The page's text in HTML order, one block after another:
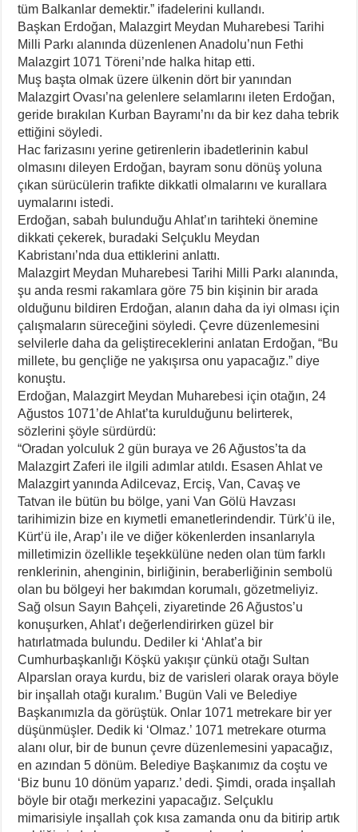
tüm Balkanlar demektir.” ifadelerini kullandı.
Başkan Erdoğan, Malazgirt Meydan Muharebesi Tarihi
Milli Parkı alanında düzenlenen Anadolu’nun Fethi
Malazgirt 1071 Töreni’nde halka hitap etti.
Muş başta olmak üzere ülkenin dört bir yanından
Malazgirt Ovası’na gelenlere selamlarını ileten Erdoğan,
geride bırakılan Kurban Bayramı’nı da bir kez daha tebrik
ettiğini söyledi.
Hac farizasını yerine getirenlerin ibadetlerinin kabul
olmasını dileyen Erdoğan, bayram sonu dönüş yoluna
çıkan sürücülerin trafikte dikkatli olmalarını ve kurallara
uymalarını istedi.
Erdoğan, sabah bulunduğu Ahlat’ın tarihteki önemine
dikkati çekerek, buradaki Selçuklu Meydan
Kabristanı’nda dua ettiklerini anlattı.
Malazgirt Meydan Muharebesi Tarihi Milli Parkı alanında,
şu anda resmi rakamlara göre 75 bin kişinin bir arada
olduğunu bildiren Erdoğan, alanın daha da iyi olması için
çalışmaların süreceğini söyledi. Çevre düzenlemesini
selvilerle daha da geliştireceklerini anlatan Erdoğan, “Bu
millete, bu gençliğe ne yakışırsa onu yapacağız.” diye
konuştu.
Erdoğan, Malazgirt Meydan Muharebesi için otağın, 24
Ağustos 1071’de Ahlat’ta kurulduğunu belirterek,
sözlerini şöyle sürdürdü:
“Oradan yolculuk 2 gün buraya ve 26 Ağustos’ta da
Malazgirt Zaferi ile ilgili adımlar atıldı. Esasen Ahlat ve
Malazgirt yanında Adilcevaz, Erciş, Van, Cavaş ve
Tatvan ile bütün bu bölge, yani Van Gölü Havzası
tarihimizin bize en kıymetli emanetlerindendir. Türk’ü ile,
Kürt’ü ile, Arap’ı ile ve diğer kökenlerden insanlarıyla
milletimizin özellikle teşekkülüne neden olan tüm farklı
renklerinin, ahenginin, birliğinin, beraberliğinin sembolü
olan bu bölgeyi her bakımdan korumalı, gözetmeliyiz.
Sağ olsun Sayın Bahçeli, ziyaretinde 26 Ağustos’u
konuşurken, Ahlat’ı değerlendirirken güzel bir
hatırlatmada bulundu. Dediler ki ‘Ahlat’a bir
Cumhurbaşkanlığı Köşkü yakışır çünkü otağı Sultan
Alparslan oraya kurdu, biz de varisleri olarak oraya böyle
bir inşallah otağı kuralım.’ Bugün Vali ve Belediye
Başkanımızla da görüştük. Onlar 1071 metrekare bir yer
düşünmüşler. Dedik ki ‘Olmaz.’ 1071 metrekare oturma
alanı olur, bir de bunun çevre düzenlemesini yapacağız,
en azından 5 dönüm. Belediye Başkanımız da coştu ve
‘Biz bunu 10 dönüm yaparız.’ dedi. Şimdi, orada inşallah
böyle bir otağı merkezini yapacağız. Selçuklu
mimarisiyle inşallah çok kısa zamanda onu da bitirip artık